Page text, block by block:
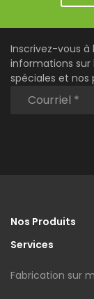
Inscrivez-vous à
informations sur
spéciales et nos
Nos Produits
Services
Fabrication sur